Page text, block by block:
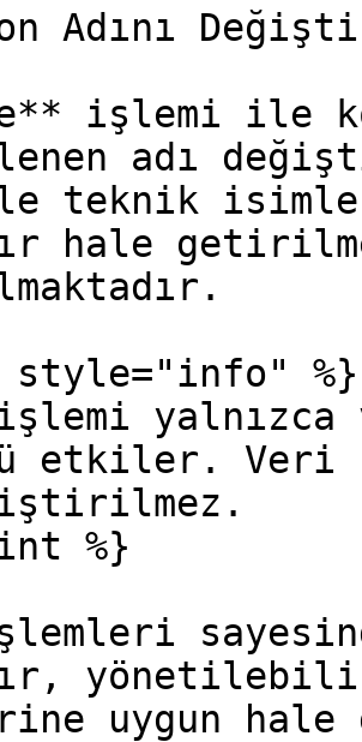
Adını
işlemi ile
adı
teknik
hale
style="info" %}
işlemi
etkiler. Veri
%}
uygun